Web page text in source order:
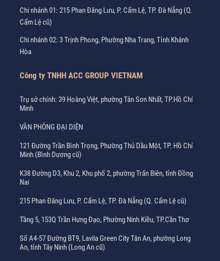
Chi nhánh 01: 215 Phan Đăng Lưu, P. Cẩm Lệ, TP. Đà Nẵng (Q.
Cẩm Lệ cũ)
Chi nhánh 02: 3 Trịnh Phong, Phường Nha Trang, Tỉnh Khánh
Hòa
Công ty TNHH ACC GROUP VIETNAM
Trụ sở chính: 39 Hoàng Việt, phường Tân Sơn Nhất, TP.Hồ Chí
Minh
VĂN PHÒNG ĐẠI DIỆN
121 Đường Trần Bình Trọng, Phường Thủ Dầu Một, TP. Hồ Chí
Minh (Bình Dương cũ)
K38 Đường D3, Khu 2, Khu phố 2, phường Trấn Biên, tỉnh Đồng
Nai
215 Phan Đăng Lưu, P. Cẩm Lệ, TP. Đà Nẵng (Q. Cẩm Lệ cũ)
Tầng 5, 153Q Trần Hưng Đạo, Phường Ninh Kiều, TP.Cần Thơ
Số A4-57 Đường BT9, Lavila Green City Tân An, phường Long
An, tỉnh Tây Ninh (Long An cũ)